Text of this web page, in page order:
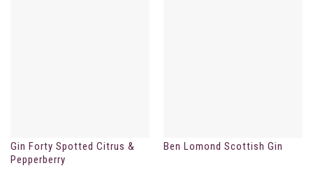
Gin Forty Spotted Citrus &
Pepperberry
Ben Lomond Scottish Gin